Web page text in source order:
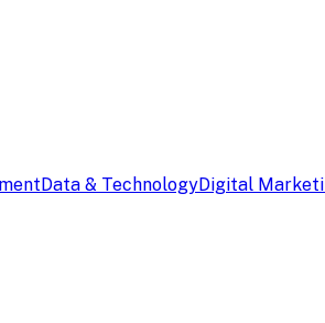
Data & TechnologyDigital